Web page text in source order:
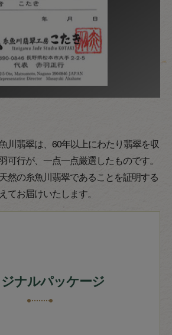
川翡翠は、60年以上にわたり翡翠を収
可行が、一点一点厳選したものです。
然の糸魚川翡翠であることを証明する
てお届けいたします。
ナルパッケージ